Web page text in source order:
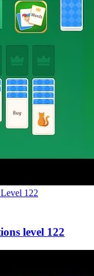
Level 122
122